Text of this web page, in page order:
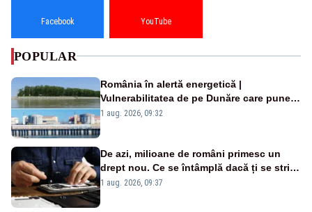
Facebook YouTube
POPULAR
România în alertă energetică |
Vulnerabilitatea de pe Dunăre care pune
în pericol Centrala Cernavodă era
1 aug. 2026, 09:32
De azi, milioane de români primesc un
drept nou. Ce se întâmplă dacă ți se strică
un produs
1 aug. 2026, 09:37